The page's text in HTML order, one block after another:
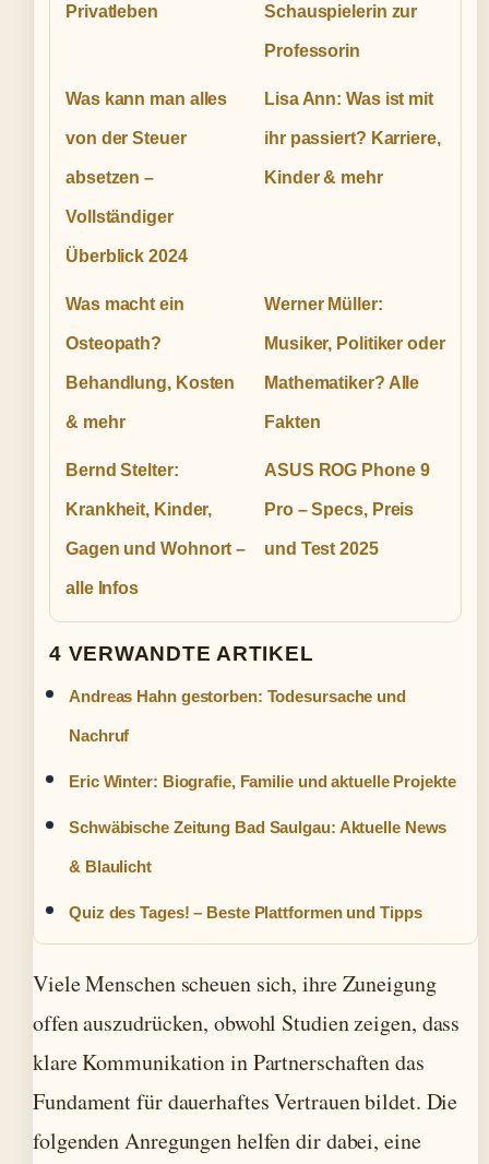
Privatleben Schauspielerin zur
Professorin
Was kann man alles
von der Steuer
absetzen –
Vollständiger
Überblick 2024
Lisa Ann: Was ist mit
ihr passiert? Karriere,
Kinder & mehr
Was macht ein
Osteopath?
Behandlung, Kosten
& mehr
Werner Müller:
Musiker, Politiker oder
Mathematiker? Alle
Fakten
Bernd Stelter:
Krankheit, Kinder,
Gagen und Wohnort –
alle Infos
ASUS ROG Phone 9
Pro – Specs, Preis
und Test 2025
4 VERWANDTE ARTIKEL
Andreas Hahn gestorben: Todesursache und
Nachruf
Eric Winter: Biografie, Familie und aktuelle Projekte
Schwäbische Zeitung Bad Saulgau: Aktuelle News
& Blaulicht
Quiz des Tages! – Beste Plattformen und Tipps
Viele Menschen scheuen sich, ihre Zuneigung
offen auszudrücken, obwohl Studien zeigen, dass
klare Kommunikation in Partnerschaften das
Fundament für dauerhaftes Vertrauen bildet. Die
folgenden Anregungen helfen dir dabei, eine